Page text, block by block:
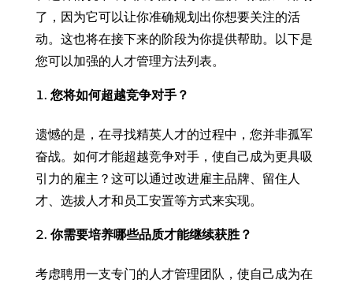
了，因为它可以让你准确规划出你想要关注的活
动。这也将在接下来的阶段为你提供帮助。以下是
您可以加强的人才管理方法列表。
您将如何超越竞争对手？
遗憾的是，在寻找精英人才的过程中，您并非孤军
奋战。如何才能超越竞争对手，使自己成为更具吸
引力的雇主？这可以通过改进雇主品牌、留住人
才、选拔人才和员工安置等方式来实现。
你需要培养哪些品质才能继续获胜？
考虑聘用一支专门的人才管理团队，使自己成为在